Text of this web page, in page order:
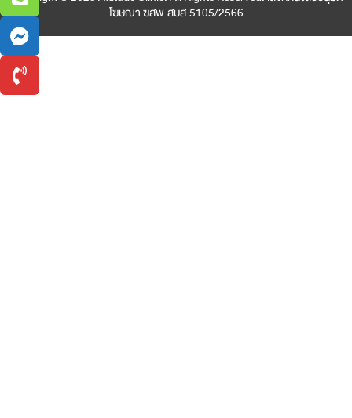
โฆษณา ฆสพ.สบส.5105/2566